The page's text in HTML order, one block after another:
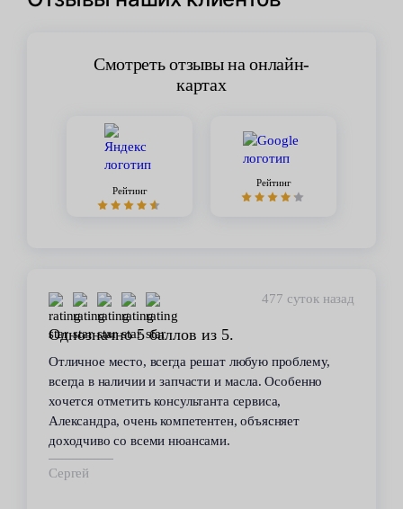
Смотреть отзывы на онлайн-
картах
Рейтинг
Рейтинг
477 суток назад
Однозначно 5 баллов из 5.
Отличное место, всегда решат любую проблему,
всегда в наличии и запчасти и масла. Особенно
хочется отметить консультанта сервиса,
Александра, очень компетентен, объясняет
доходчиво со всеми нюансами.
Сергей